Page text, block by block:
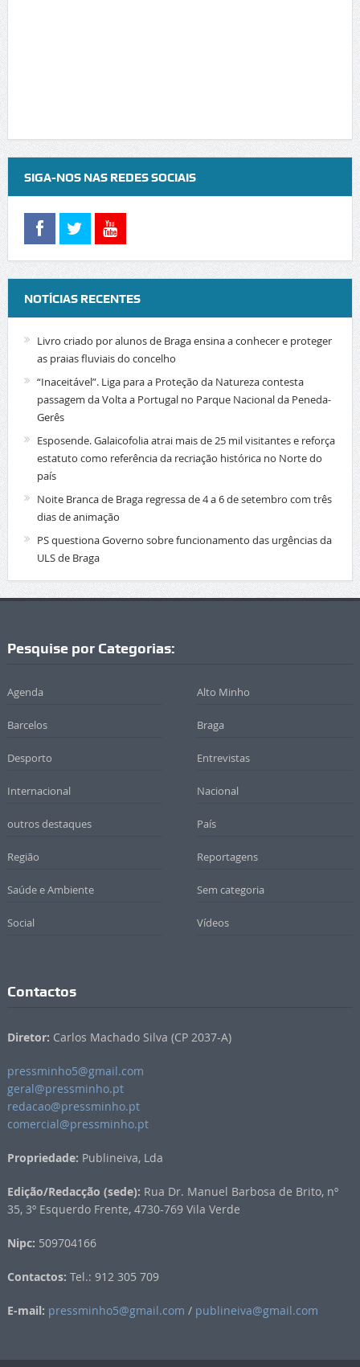
SIGA-NOS NAS REDES SOCIAIS
NOTÍCIAS RECENTES
Livro criado por alunos de Braga ensina a conhecer e proteger
as praias fluviais do concelho
“Inaceitável”. Liga para a Proteção da Natureza contesta
passagem da Volta a Portugal no Parque Nacional da Peneda-
Gerês
Esposende. Galaicofolia atrai mais de 25 mil visitantes e reforça
estatuto como referência da recriação histórica no Norte do
país
Noite Branca de Braga regressa de 4 a 6 de setembro com três
dias de animação
PS questiona Governo sobre funcionamento das urgências da
ULS de Braga
Pesquise por Categorias:
Agenda Alto Minho
Barcelos Braga
Desporto Entrevistas
Internacional Nacional
outros destaques País
Região Reportagens
Saúde e Ambiente Sem categoria
Social Vídeos
Contactos
Diretor: Carlos Machado Silva (CP 2037-A)
pressminho5@gmail.com
geral@pressminho.pt
redacao@pressminho.pt
comercial@pressminho.pt
Propriedade: Publineiva, Lda
Edição/Redacção (sede): Rua Dr. Manuel Barbosa de Brito, nº
35, 3º Esquerdo Frente, 4730-769 Vila Verde
Nipc: 509704166
Contactos: Tel.: 912 305 709
E-mail: pressminho5@gmail.com / publineiva@gmail.com